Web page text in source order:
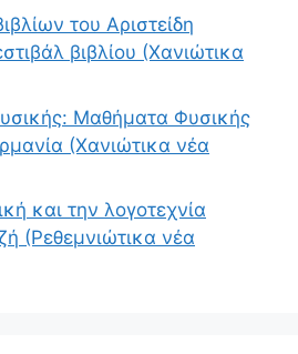
του Αριστείδη
βιβλίου (Χανιώτικα
Μαθήματα Φυσικής
(Χανιώτικα νέα
και την λογοτεχνία
(Ρεθεμνιώτικα νέα